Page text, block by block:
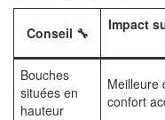
Conseil 🔧
Impact
Bouches
situées en
hauteur
Meilleure
confort